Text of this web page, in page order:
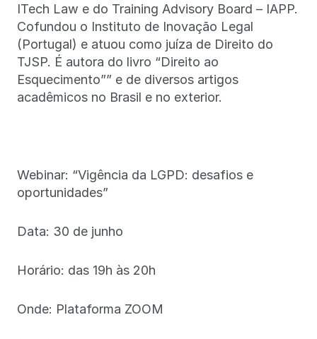
ITech Law e do Training Advisory Board – IAPP.
Cofundou o Instituto de Inovação Legal
(Portugal) e atuou como juíza de Direito do
TJSP. É autora do livro “Direito ao
Esquecimento”” e de diversos artigos
acadêmicos no Brasil e no exterior.
Webinar: “Vigência da LGPD: desafios e
oportunidades”
Data: 30 de junho
Horário: das 19h às 20h
Onde: Plataforma ZOOM